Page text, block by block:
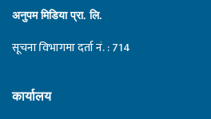
अनुपम मिडिया प्रा. लि.
सूचना विभागमा दर्ता नं. : 714
कार्यालय